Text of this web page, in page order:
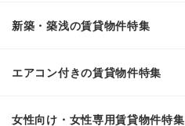
新築・築浅の賃貸物件特集
エアコン付きの賃貸物件特集
女性向け・女性専用賃貸物件特集